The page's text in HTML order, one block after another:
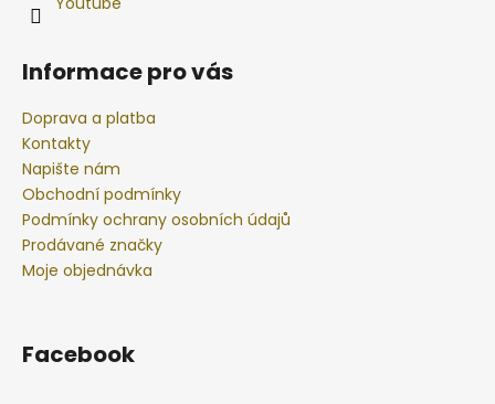
Informace pro vás
Doprava a platba
Kontakty
Napište nám
Obchodní podmínky
Podmínky ochrany osobních údajů
Prodávané značky
Moje objednávka
Facebook